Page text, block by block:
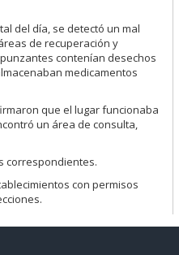
del día, se detectó un mal
de recuperación y
contenían desechos
medicamentos
que el lugar funcionaba
un área de consulta,
correspondientes.
con permisos